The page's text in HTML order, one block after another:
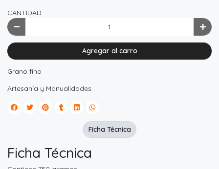
CANTIDAD
Agregar al carro
Grano fino
Artesanía y Manualidades.
Ficha Técnica
Ficha Técnica